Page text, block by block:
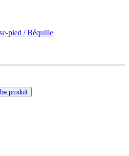
pied / Béquille
produit